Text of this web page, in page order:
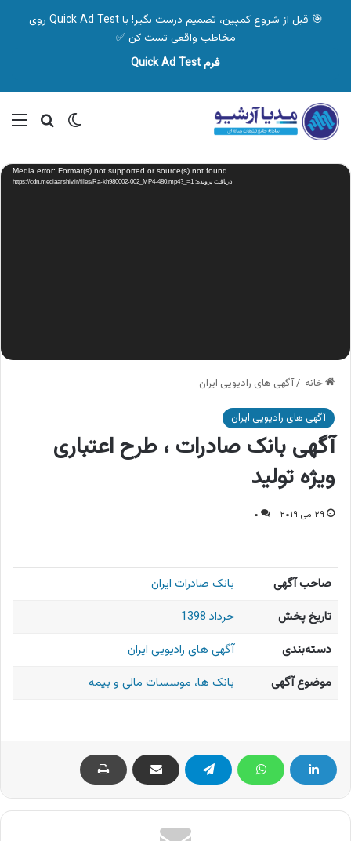
🎯 قبل از شروع کمپین، تصمیم درست بگیر! با Quick Ad Test روی
مخاطب واقعی تست کن ✅
فرم Quick Ad Test
تغییر پوسته
نمایشگر
ویدیو Media error: Format(s) not supported or source(s) not found
دریافت پرونده: https://cdn.mediaarshiv.ir/files/Ra-kh980002-002_MP4-480.mp4?_=1
خانه /آگهی های رادیویی ایران
آگهی های رادیویی ایران
آگهی بانک صادرات ، طرح اعتباری
ویژه تولید
۲۹ می ۲۰۱۹ ۰
صاحب آگهی
بانک صادرات ایران
تاریخ پخش
خرداد 1398
دسته‌بندی
آگهی های رادیویی ایران
موضوع آگهی
بانک ها، موسسات مالی و بیمه